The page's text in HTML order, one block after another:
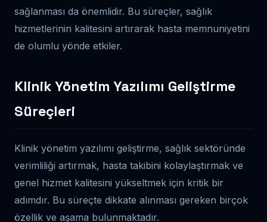
sağlanması da önemlidir. Bu süreçler, sağlık
hizmetlerinin kalitesini artırarak hasta memnuniyetini
de olumlu yönde etkiler.
Klinik Yönetim Yazılımı Geliştirme
Süreçleri
Klinik yönetim yazılımı geliştirme, sağlık sektöründe
verimliliği artırmak, hasta takibini kolaylaştırmak ve
genel hizmet kalitesini yükseltmek için kritik bir
adımdır. Bu süreçte dikkate alınması gereken birçok
özellik ve aşama bulunmaktadır.